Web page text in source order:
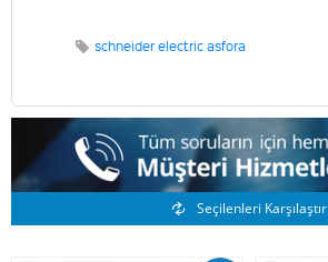
schneider electric asfora
Benzer Ürünler
Seçilenleri Karşılaştır